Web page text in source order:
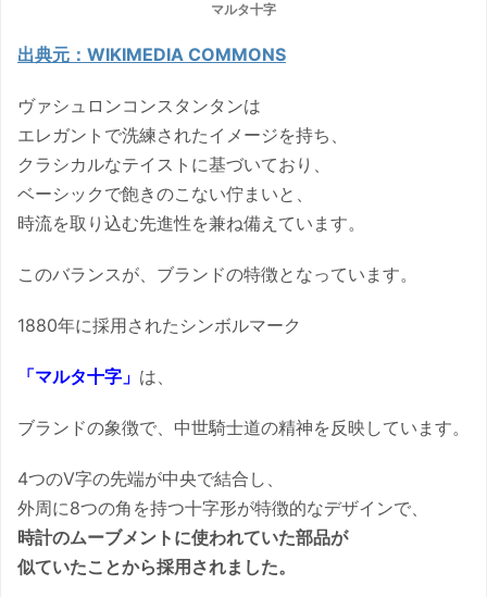
マルタ十字
出典元：WIKIMEDIA COMMONS
ヴァシュロンコンスタンタンは
エレガントで洗練されたイメージを持ち、
クラシカルなテイストに基づいており、
ベーシックで飽きのこない佇まいと、
時流を取り込む先進性を兼ね備えています。
このバランスが、ブランドの特徴となっています。
1880年に採用されたシンボルマーク
「マルタ十字」 は、
ブランドの象徴で、中世騎士道の精神を反映しています。
4つのV字の先端が中央で結合し、
外周に8つの角を持つ十字形が特徴的なデザインで、
時計のムーブメントに使われていた部品が
似ていたことから採用されました。